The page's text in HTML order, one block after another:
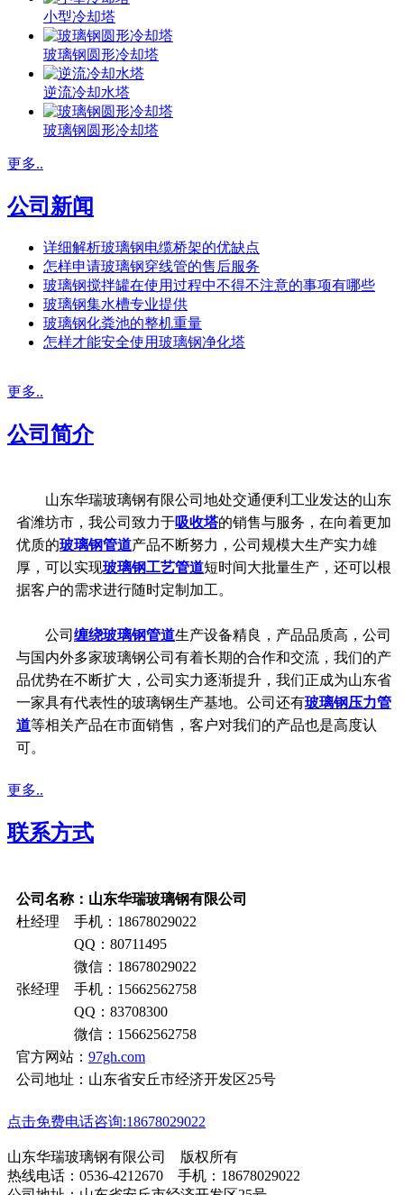
小型冷却塔
玻璃钢圆形冷却塔
逆流冷却水塔
玻璃钢圆形冷却塔
更多..
公司新闻
详细解析玻璃钢电缆桥架的优缺点
怎样申请玻璃钢穿线管的售后服务
玻璃钢搅拌罐在使用过程中不得不注意的事项有哪些
玻璃钢集水槽专业提供
玻璃钢化粪池的整机重量
怎样才能安全使用玻璃钢净化塔
更多..
公司简介
山东华瑞玻璃钢有限公司地处交通便利工业发达的山东
省潍坊市，我公司致力于吸收塔的销售与服务，在向着更加
优质的玻璃钢管道产品不断努力，公司规模大生产实力雄
厚，可以实现玻璃钢工艺管道短时间大批量生产，还可以根
据客户的需求进行随时定制加工。
公司 缠绕玻璃钢管道生产设备精良，产品品质高，公司
与国内外多家玻璃钢公司有着长期的合作和交流，我们的产
品优势在不断扩大，公司实力逐渐提升，我们正成为山东省
一家具有代表性的玻璃钢生产基地。公司还有玻璃钢压力管
道等相关产品在市面销售，客户对我们的产品也是高度认
可。
更多..
联系方式
公司名称：山东华瑞玻璃钢有限公司
杜经理 手机：18678029022
QQ：80711495
微信：18678029022
张经理 手机：15662562758
QQ：83708300
微信：15662562758
官方网站： 97gh.com
公司地址：山东省安丘市经济开发区25号
点击免费电话咨询:18678029022
山东华瑞玻璃钢有限公司 版权所有
热线电话：0536-4212670 手机：18678029022